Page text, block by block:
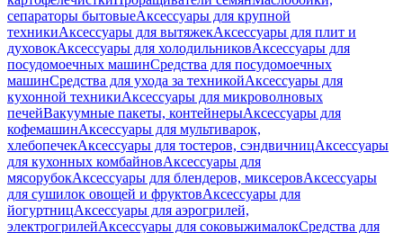
сепараторы бытовыеАксессуары для крупной
техникиАксессуары для вытяжекАксессуары для плит и
духовокАксессуары для холодильниковАксессуары для
посудомоечных машинСредства для посудомоечных
машинСредства для ухода за техникойАксессуары для
кухонной техникиАксессуары для микроволновых
печейВакуумные пакеты, контейнерыАксессуары для
кофемашинАксессуары для мультиварок,
хлебопечекАксессуары для тостеров, сэндвичницАксессуары
для кухонных комбайновАксессуары для
мясорубокАксессуары для блендеров, миксеровАксессуары
для сушилок овощей и фруктовАксессуары для
йогуртницАксессуары для аэрогрилей,
электрогрилейАксессуары для соковыжималокСредства для